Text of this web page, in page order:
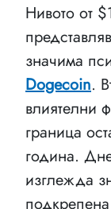
Нивото от
значима
Dogecoin.
влиятелни
граница
година.
изглежда